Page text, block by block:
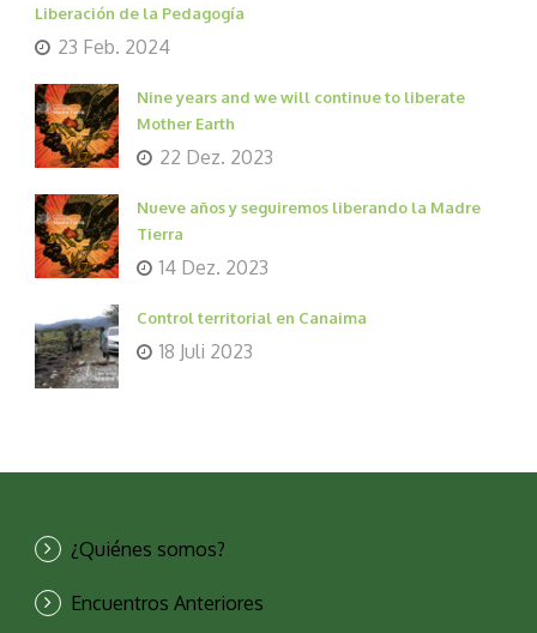
Liberación de la Pedagogía
23 Feb. 2024
Nine years and we will continue to liberate
Mother Earth
22 Dez. 2023
Nueve años y seguiremos liberando la Madre
Tierra
14 Dez. 2023
Control territorial en Canaima
18 Juli 2023
¿Quiénes somos?
Encuentros Anteriores